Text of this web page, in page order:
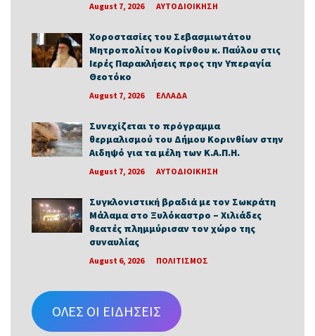
August 7, 2026 ΑΥΤΟΔΙΟΙΚΗΣΗ
Χοροστασίες του Σεβασμιωτάτου
Μητροπολίτου Κορίνθου κ. Παύλου στις
Ιερές Παρακλήσεις προς την Υπεραγία
Θεοτόκο
August 7, 2026 ΕΛΛΑΔΑ
Συνεχίζεται το πρόγραμμα
θερμαλισμού του Δήμου Κορινθίων στην
Αιδηψό για τα μέλη των Κ.Α.Π.Η.
August 7, 2026 ΑΥΤΟΔΙΟΙΚΗΣΗ
Συγκλονιστική βραδιά με τον Σωκράτη
Μάλαμα στο Ξυλόκαστρο – Χιλιάδες
θεατές πλημμύρισαν τον χώρο της
συναυλίας
August 6, 2026 ΠΟΛΙΤΙΣΜΟΣ
ΟΛΕΣ ΟΙ ΕΙΔΗΣΕΙΣ